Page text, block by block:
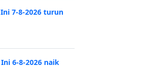
7-8-2026 turun
6-8-2026 naik